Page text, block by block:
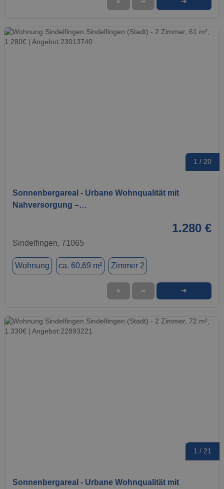
1 / 20
Sonnenbergareal - Urbane Wohnqualität mit
Nahversorgung –…
1.280 €
Sindelfingen, 71065
Wohnung ca. 60,69 m² Zimmer 2
★ ➦ ➜
1 / 21
Sonnenbergareal - Urbane Wohnqualität mit